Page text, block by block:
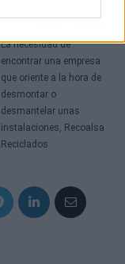
La necesidad de
encontrar una empresa
que oriente a la hora de
desmontar o
desmantelar unas
instalaciones, Recoalsa
Reciclados